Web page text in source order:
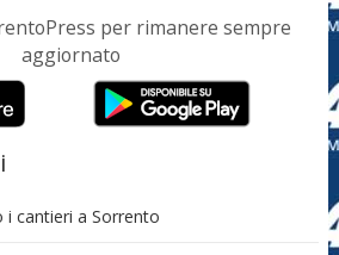
per rimanere sempre
aggiornato
cantieri a Sorrento